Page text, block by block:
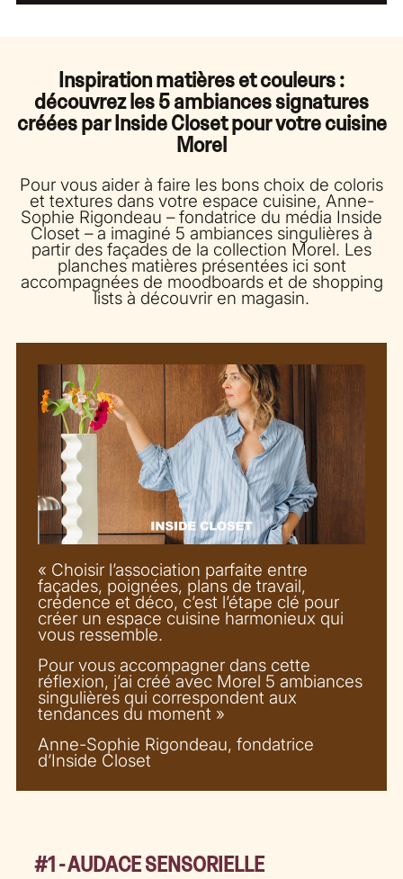
Inspiration matières et couleurs :
découvrez les 5 ambiances signatures
créées par Inside Closet pour votre cuisine
Morel
Pour vous aider à faire les bons choix de coloris
et textures dans votre espace cuisine, Anne-
Sophie Rigondeau – fondatrice du média Inside
Closet – a imaginé 5 ambiances singulières à
partir des façades de la collection Morel. Les
planches matières présentées ici sont
accompagnées de moodboards et de shopping
lists à découvrir en magasin.
« Choisir l’association parfaite entre
façades, poignées, plans de travail,
crédence et déco, c’est l’étape clé pour
créer un espace cuisine harmonieux qui
vous ressemble.
Pour vous accompagner dans cette
réflexion, j’ai créé avec Morel 5 ambiances
singulières qui correspondent aux
tendances du moment »
Anne-Sophie Rigondeau, fondatrice
d’Inside Closet
#1 - AUDACE SENSORIELLE